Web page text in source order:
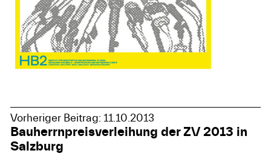
Vorheriger Beitrag: 11.10.2013
Bauherrnpreisverleihung der ZV 2013 in
Salzburg